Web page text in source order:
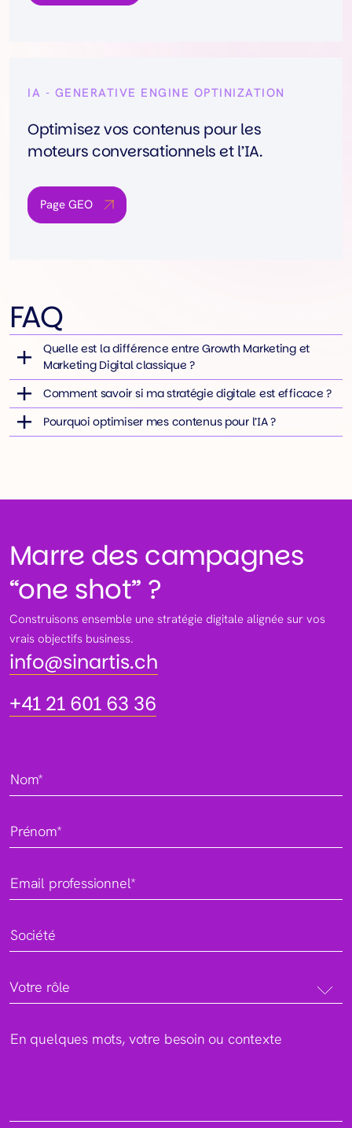
IA - GENERATIVE ENGINE OPTINIZATION
Optimisez vos contenus pour les
moteurs conversationnels et l’IA.
Page GEO
FAQ
Quelle est la différence entre Growth Marketing et
Marketing Digital classique ?
Comment savoir si ma stratégie digitale est efficace ?
Pourquoi optimiser mes contenus pour l’IA ?
Marre des campagnes
“one shot” ?
Construisons ensemble une stratégie digitale alignée sur vos
vrais objectifs business.
info@sinartis.ch
info@sinartis.ch
+41 21 601 63 36
+41 21 601 63 36
Nom*
Prénom*
Email professionnel*
Société
Votre rôle
En quelques mots, votre besoin ou contexte